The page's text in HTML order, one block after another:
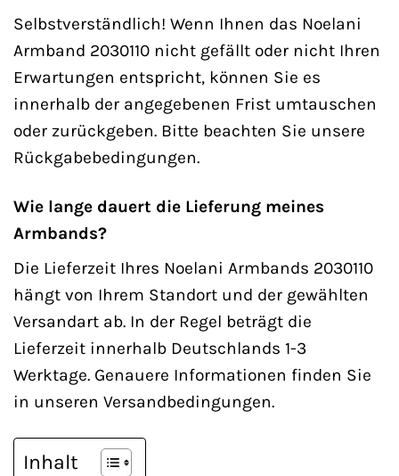
Selbstverständlich! Wenn Ihnen das Noelani
Armband 2030110 nicht gefällt oder nicht Ihren
Erwartungen entspricht, können Sie es
innerhalb der angegebenen Frist umtauschen
oder zurückgeben. Bitte beachten Sie unsere
Rückgabebedingungen.
Wie lange dauert die Lieferung meines
Armbands?
Die Lieferzeit Ihres Noelani Armbands 2030110
hängt von Ihrem Standort und der gewählten
Versandart ab. In der Regel beträgt die
Lieferzeit innerhalb Deutschlands 1-3
Werktage. Genauere Informationen finden Sie
in unseren Versandbedingungen.
Inhalt